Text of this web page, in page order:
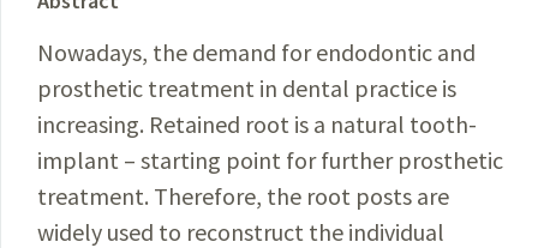
Nowadays, the demand for endodontic and
prosthetic treatment in dental practice is
increasing. Retained root is a natural tooth-
implant – starting point for further prosthetic
treatment. Therefore, the root posts are
widely used to reconstruct the individual